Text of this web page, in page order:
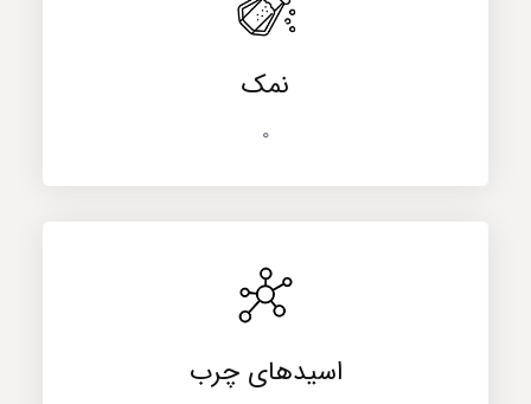
نمک
0
اسیدهای چرب